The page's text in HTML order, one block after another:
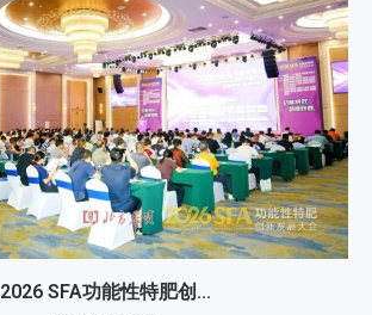
2026 SFA功能性特肥创...